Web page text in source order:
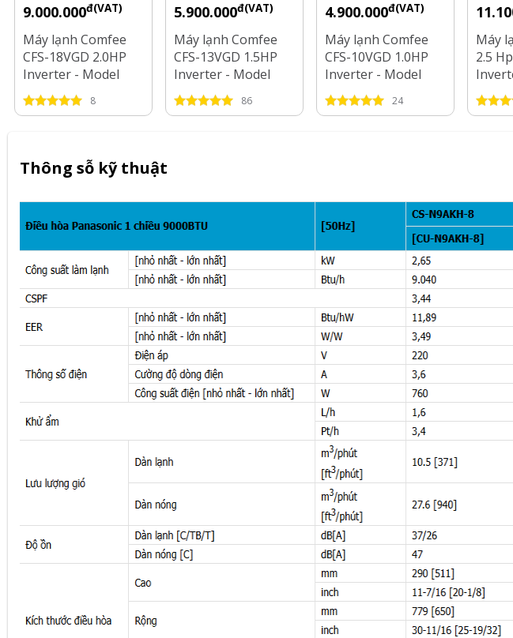
9.000.000đ(VAT)
Máy lạnh Comfee
CFS-18VGD 2.0HP
Inverter - Model
2025
8
5.900.000đ(VAT)
Máy lạnh Comfee
CFS-13VGD 1.5HP
Inverter - Model
2025
86
4.900.000đ(VAT)
Máy lạnh Comfee
CFS-10VGD 1.0HP
Inverter - Model
2025
24
Máy
2.5
2025
Thông sỗ kỹ thuật